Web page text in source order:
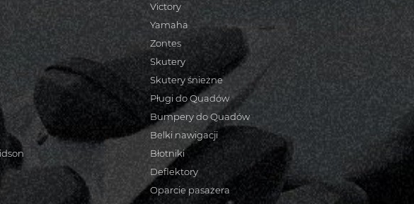
Victory
Yamaha
Zontes
Skutery
Skutery śnieżne
Pługi do Quadów
Bumpery do Quadów
Belki nawigacji
Błotniki
Deflektory
Oparcie pasażera